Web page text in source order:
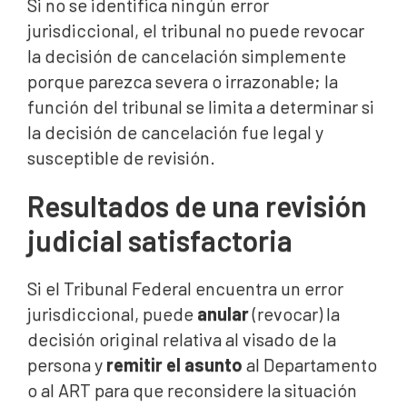
jurisdiccional, el tribunal no puede revocar
la decisión de cancelación simplemente
porque parezca severa o irrazonable; la
función del tribunal se limita a determinar si
la decisión de cancelación fue legal y
susceptible de revisión.
Resultados de una revisión
judicial satisfactoria
Si el Tribunal Federal encuentra un error
jurisdiccional, puede anular(revocar) la
decisión original relativa al visado de la
persona y remitir el asunto al Departamento
o al ART para que reconsidere la situación